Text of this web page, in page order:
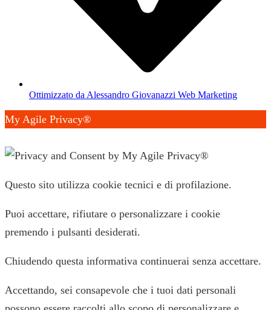
Ottimizzato da Alessandro Giovanazzi Web Marketing
My Agile Privacy®
Questo sito utilizza cookie tecnici e di profilazione.
Puoi accettare, rifiutare o personalizzare i cookie
premendo i pulsanti desiderati.
Chiudendo questa informativa continuerai senza accettare.
Accettando, sei consapevole che i tuoi dati personali